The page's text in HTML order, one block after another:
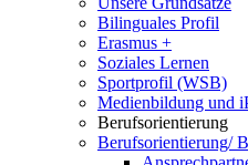
Bilinguales Profil
Erasmus +
Soziales Lernen
Sportprofil (WSB)
Medienbildung und
Berufsorientierung
Berufsorientierung/